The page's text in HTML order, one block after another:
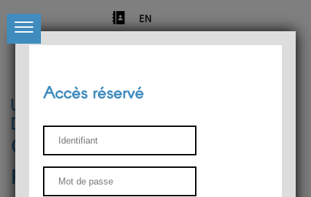
EN
Université de Liège
Département de philosophie
Centre de recherches
phénoménologiques
Accès réservé